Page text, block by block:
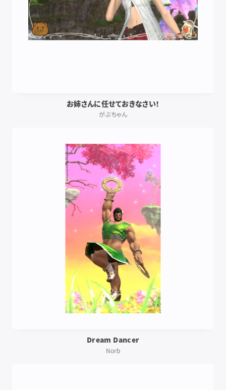
お姉さんに任せておきなさい！
がぶちゃん
Dream Dancer
Norb